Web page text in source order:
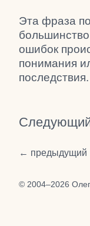
Эта фраза
ошибок
понимания
последствия.
← предыдущий
© 2004–2026